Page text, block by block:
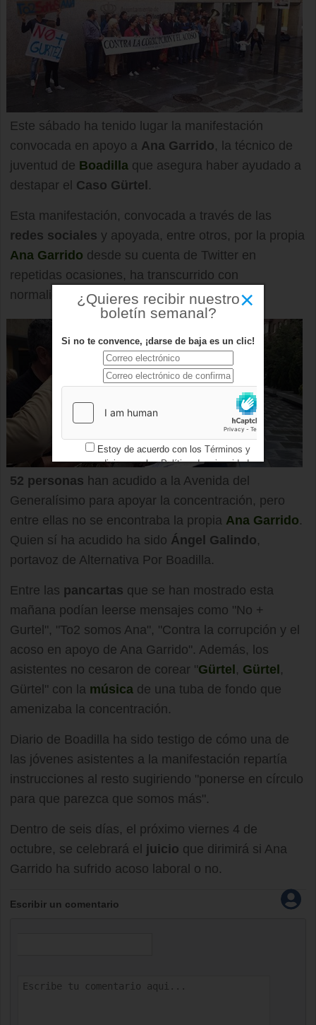
Este sábado ha tenido lugar la manifestación
convocada en apoyo a Ana Garrido, la técnico de
juventud de Boadilla que asegura haber ayudado a
destapar el Caso Gürtel .
Esta manifestación, convocada a través de las
redes sociales y apoyada, entre otros, por la propia
Ana Garrido desde su cuenta de Twitter en
repetidas ocasiones, ha transcurrido con
normalidad.
52 personas han acudido a la Avenida del
Generalísimo para apoyar la concentración, pero
entre ellas no se encontraba la propia Ana Garrido.
Quien sí ha acudido ha sido Ángel Galindo,
portavoz de Alternativa Por Boadilla.
Entre las pancartas que se han mostrado esta
mañana podían leerse mensajes como "No +
Gurtel", "To2 somos Ana", "Contra la corrupción y el
acoso en apoyo de Ana Garrido". Además, los
asistentes no cesaron de corear "Gürtel , Gürtel ,
Gürtel" con la música de una tuba de fondo que
amenizaba la concentración.
Diario de Boadilla ha sido testigo de cómo una de
las jóvenes asistentes a la manifestación repartía
instrucciones al resto sugiriendo "ponerse en círculo
para que parezca que somos más".
Dentro de seis días, el próximo viernes 4 de
octubre, se celebrará el juicio que dirimirá si Ana
Garrido ha sufrido acoso laboral o no.
Escribir un comentario
×
¿Quieres recibir nuestro
boletín semanal?
Si no te convence, ¡darse de baja es un clic!
Estoy de acuerdo con los Términos y
condicionesy losPolítica de privacidad